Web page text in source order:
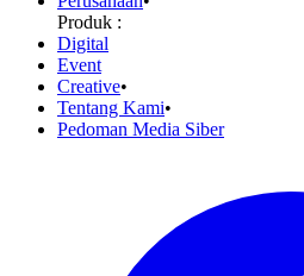
Produk :
Digital
Event
Creative•
Tentang Kami•
Pedoman Media Siber